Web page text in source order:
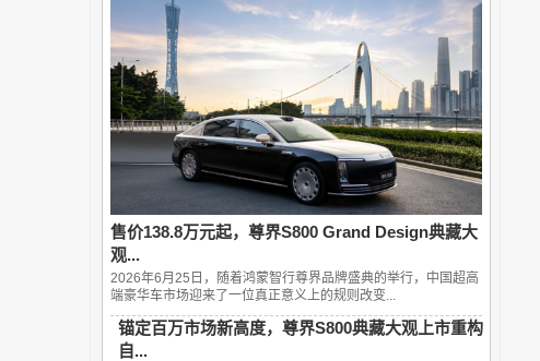
售价138.8万元起，尊界S800 Grand Design典藏大
观...
2026年6月25日，随着鸿蒙智行尊界品牌盛典的举行，中国超高
端豪华车市场迎来了一位真正意义上的规则改变...
锚定百万市场新高度，尊界S800典藏大观上市重构
自...